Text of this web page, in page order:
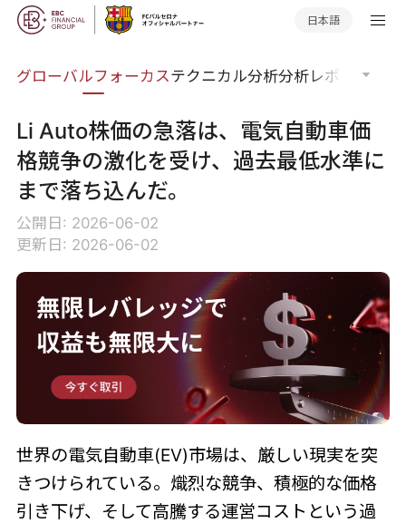
日本語
グローバルフォーカステクニカル分析分析レポート
Li Auto株価の急落は、電気自動車価
格競争の激化を受け、過去最低水準に
まで落ち込んだ。
公開日: 2026-06-02
更新日: 2026-06-02
世界の電気自動車(EV)市場は、厳しい現実を突
きつけられている。熾烈な競争、積極的な価格
引き下げ、そして高騰する運営コストという過